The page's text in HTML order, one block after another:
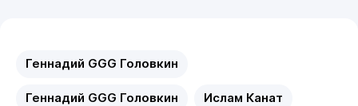
Геннадий GGG Головкин
Геннадий GGG Головкин Ислам Канат